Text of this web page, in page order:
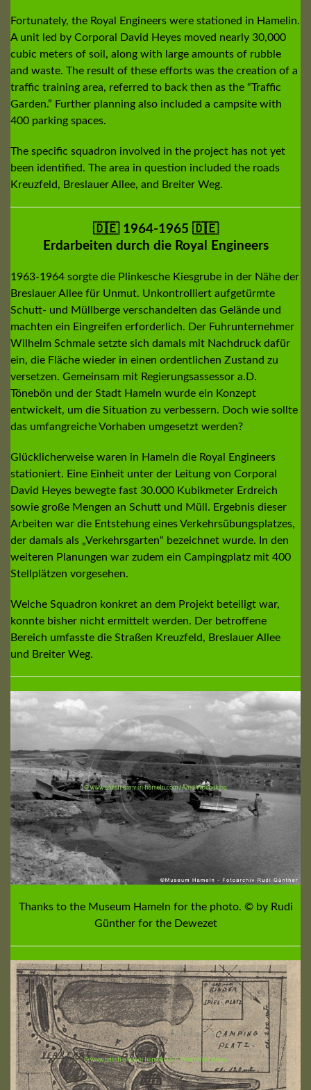
Fortunately, the Royal Engineers were stationed in Hamelin.
A unit led by Corporal David Heyes moved nearly 30,000
cubic meters of soil, along with large amounts of rubble
and waste. The result of these efforts was the creation of a
traffic training area, referred to back then as the “Traffic
Garden.” Further planning also included a campsite with
400 parking spaces.
The specific squadron involved in the project has not yet
been identified. The area in question included the roads
Kreuzfeld, Breslauer Allee, and Breiter Weg.
🇩🇪 1964-1965 🇩🇪
Erdarbeiten durch die Royal Engineers
1963-1964 sorgte die Plinkesche Kiesgrube in der Nähe der
Breslauer Allee für Unmut. Unkontrolliert aufgetürmte
Schutt- und Müllberge verschandelten das Gelände und
machten ein Eingreifen erforderlich. Der Fuhrunternehmer
Wilhelm Schmale setzte sich damals mit Nachdruck dafür
ein, die Fläche wieder in einen ordentlichen Zustand zu
versetzen. Gemeinsam mit Regierungsassessor a.D.
Tönebön und der Stadt Hameln wurde ein Konzept
entwickelt, um die Situation zu verbessern. Doch wie sollte
das umfangreiche Vorhaben umgesetzt werden?
Glücklicherweise waren in Hameln die Royal Engineers
stationiert. Eine Einheit unter der Leitung von Corporal
David Heyes bewegte fast 30.000 Kubikmeter Erdreich
sowie große Mengen an Schutt und Müll. Ergebnis dieser
Arbeiten war die Entstehung eines Verkehrsübungsplatzes,
der damals als „Verkehrsgarten“ bezeichnet wurde. In den
weiteren Planungen war zudem ein Campingplatz mit 400
Stellplätzen vorgesehen.
Welche Squadron konkret an dem Projekt beteiligt war,
konnte bisher nicht ermittelt werden. Der betroffene
Bereich umfasste die Straßen Kreuzfeld, Breslauer Allee
und Breiter Weg.
Thanks to the Museum Hameln for the photo. © by Rudi
Günther for the Dewezet